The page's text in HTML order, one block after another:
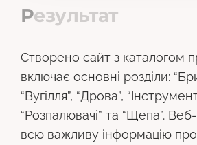
Результат
Створено сайт з каталогом
включає основні розділи:
“Вугілля”, “Дрова”,
“Розпалювачі” та “Щепа”.
всю важливу інформацію про